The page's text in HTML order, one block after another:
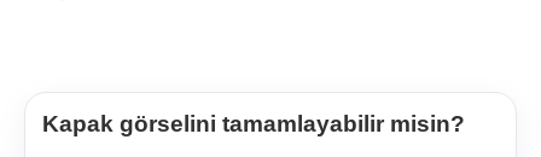
Kapak görselini tamamlayabilir misin?